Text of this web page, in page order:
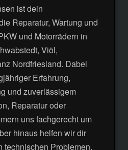
ist dein
Reparatur, Wartung und
und Motorrädern in
Viöl,
Nordfriesland. Dabei
Erfahrung,
und zuverlässigem
Reparatur oder
uns fachgerecht um
hinaus helfen wir dir
technischen Problemen.